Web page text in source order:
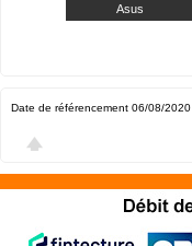
Asus
Date de référencement 06/08/